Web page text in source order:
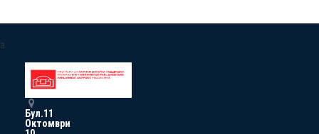
a
Бул.11
Октомври